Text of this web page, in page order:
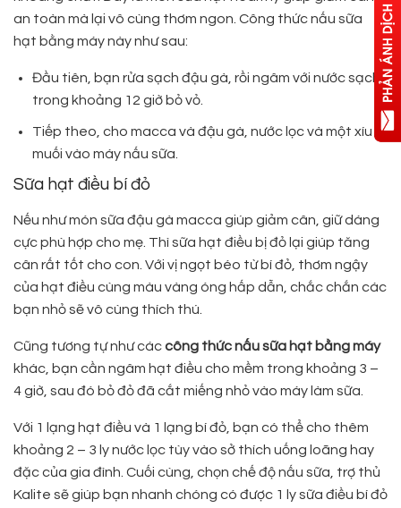
an toàn mà lại vô cùng thơm ngon. Công thức nấu sữa
hạt bằng máy này như sau:
Đầu tiên, bạn rửa sạch đậu gà, rồi ngâm với nước sạch
trong khoảng 12 giờ bỏ vỏ.
Tiếp theo, cho macca và đậu gà, nước lọc và một xíu
muối vào máy nấu sữa.
Sữa hạt điều bí đỏ
Nếu như món sữa đậu gà macca giúp giảm cân, giữ dáng
cực phù hợp cho mẹ. Thì sữa hạt điều bị đỏ lại giúp tăng
cân rất tốt cho con. Với vị ngọt béo từ bí đỏ, thơm ngậy
của hạt điều cùng màu vàng óng hấp dẫn, chắc chắn các
bạn nhỏ sẽ vô cùng thích thú.
Cũng tương tự như cáccông thức nấu sữa hạt bằng máy
khác, bạn cần ngâm hạt điều cho mềm trong khoảng 3 –
4 giờ, sau đó bỏ đỏ đã cắt miếng nhỏ vào máy làm sữa.
Với 1 lạng hạt điều và 1 lạng bí đỏ, bạn có thể cho thêm
khoảng 2 – 3 ly nước lọc tùy vào sở thích uống loãng hay
đặc của gia đình. Cuối cùng, chọn chế độ nấu sữa, trợ thủ
Kalite sẽ giúp bạn nhanh chóng có được 1 ly sữa điều bí đỏ